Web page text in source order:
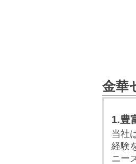
金華
1.豊
当社
経験
ニー